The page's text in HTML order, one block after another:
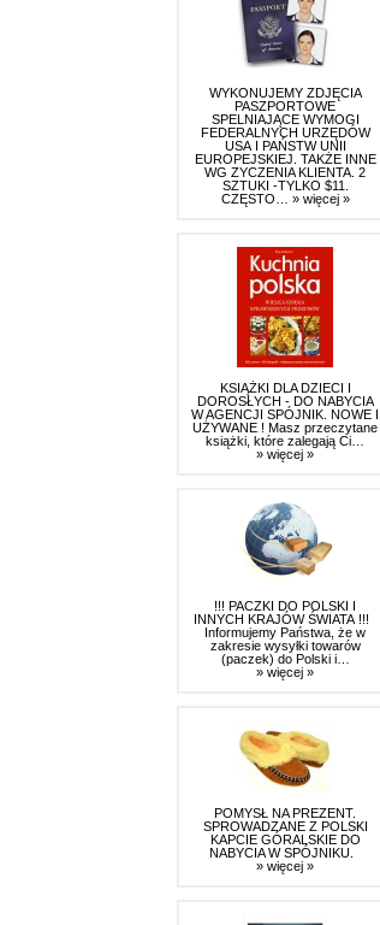
WYKONUJEMY ZDJĘCIA
PASZPORTOWE
SPELNIAJĄCE WYMOGI
FEDERALNYCH URZĘDÓW
USA I PAŃSTW UNII
EUROPEJSKIEJ. TAKŻE INNE
WG ZYCZENIA KLIENTA. 2
SZTUKI -TYLKO $11.
CZĘSTO… » więcej »
KSIĄŻKI DLA DZIECI I
DOROSŁYCH - DO NABYCIA
W AGENCJI SPÓJNIK. NOWE I
UŻYWANE ! Masz przeczytane
książki, które zalegają Ci…
» więcej »
!!! PACZKI DO POLSKI I
INNYCH KRAJÓW ŚWIATA !!!
Informujemy Państwa, że w
zakresie wysyłki towarów
(paczek) do Polski i…
» więcej »
POMYSŁ NA PREZENT.
SPROWADZANE Z POLSKI
KAPCIE GÓRALSKIE DO
NABYCIA W SPÓJNIKU.
» więcej »